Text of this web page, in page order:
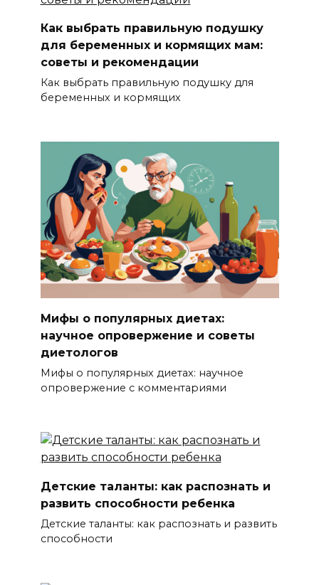
Как выбрать правильную подушку
для беременных и кормящих мам:
советы и рекомендации
Как выбрать правильную подушку для
беременных и кормящих
Мифы о популярных диетах:
научное опровержение и советы
диетологов
Мифы о популярных диетах: научное
опровержение с комментариями
Детские таланты: как распознать и
развить способности ребенка
Детские таланты: как распознать и развить
способности